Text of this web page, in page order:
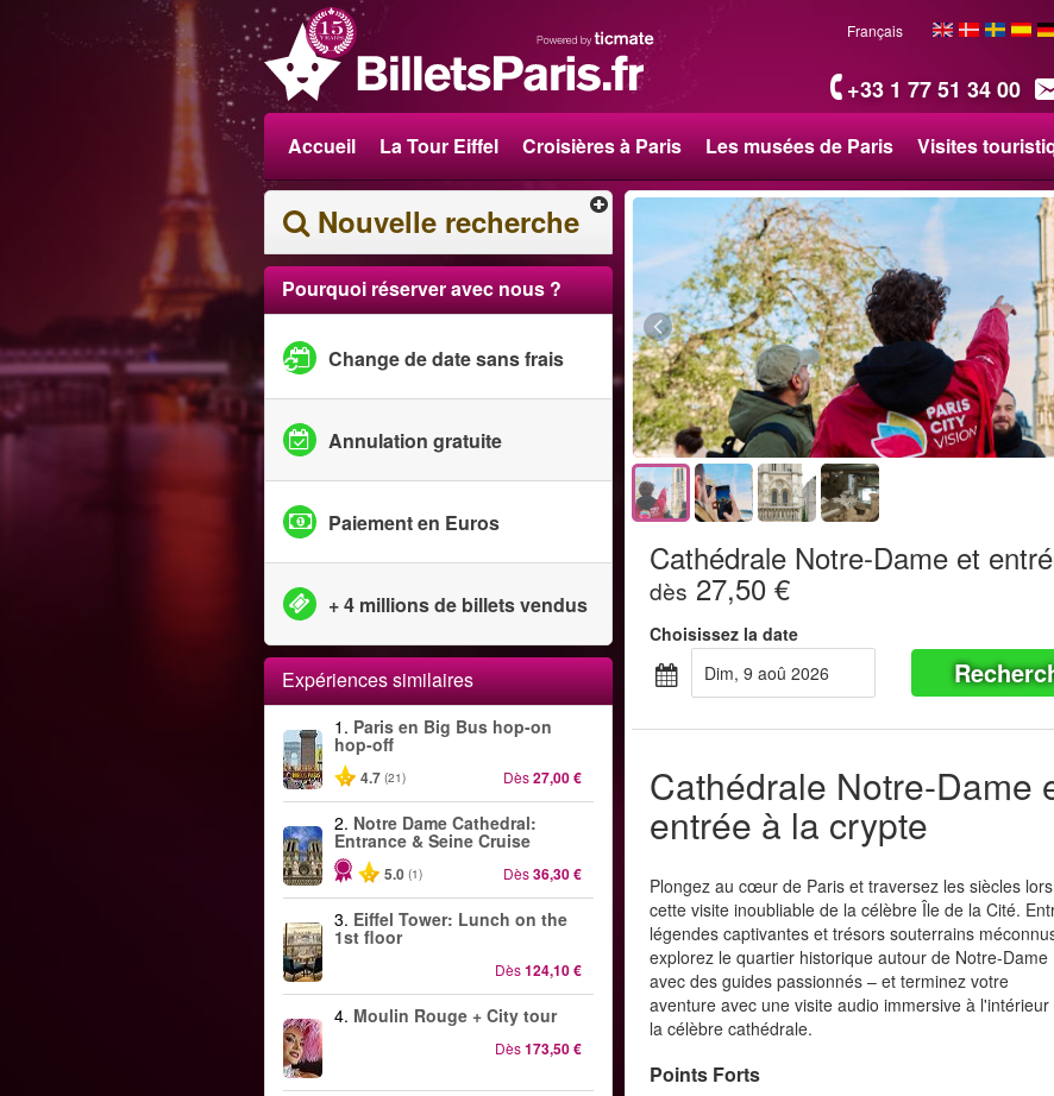
+33 1 77 51 34 00
Français
Accueil La Tour Eiffel Croisières à Paris Les musées de Paris Visites
Nouvelle recherche
Pourquoi réserver avec nous ?
Change de date sans frais
Annulation gratuite
Paiement en Euros
+ 4 millions de billets vendus
Expériences similaires
1. Paris en Big Bus hop-on
hop-off
4.7 (21) Dès27,00 €
2. Notre Dame Cathedral:
Entrance & Seine Cruise
5.0 (1) Dès36,30 €
3. Eiffel Tower: Lunch on the
1st floor
Dès124,10 €
4. Moulin Rouge + City tour
Dès173,50 €
Cathédrale Notre-Dame et
dès 27,50 €
Choisissez la date
dim, 9 aoû 2026
Cathédrale Notre-Dame
entrée à la crypte
Plongez au cœur de Paris et traversez les siècles
cette visite inoubliable de la célèbre Île de la Cité.
légendes captivantes et trésors souterrains
explorez le quartier historique autour de Notre-Dame
avec des guides passionnés – et terminez votre
aventure avec une visite audio immersive à l'intérieur
la célèbre cathédrale.
Points Forts